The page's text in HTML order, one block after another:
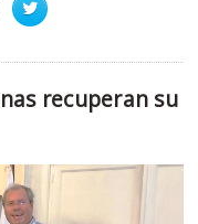
recuperan su